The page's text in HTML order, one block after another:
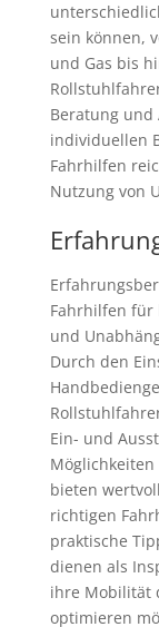
sein können,
und Gas bis
Beratung
individuellen
Fahrhilfen
Nutzung von
Fahrhilfen für
und
Durch den
Ein- und
bieten
richtigen
praktische
dienen als
ihre Mobilität
optimieren